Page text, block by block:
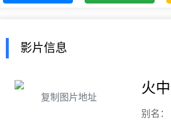
影片信息
复制图片地址
火
别名：